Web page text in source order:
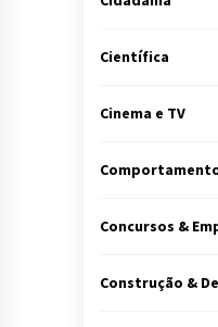
Científica
Cinema e TV
Concursos &
Construção &